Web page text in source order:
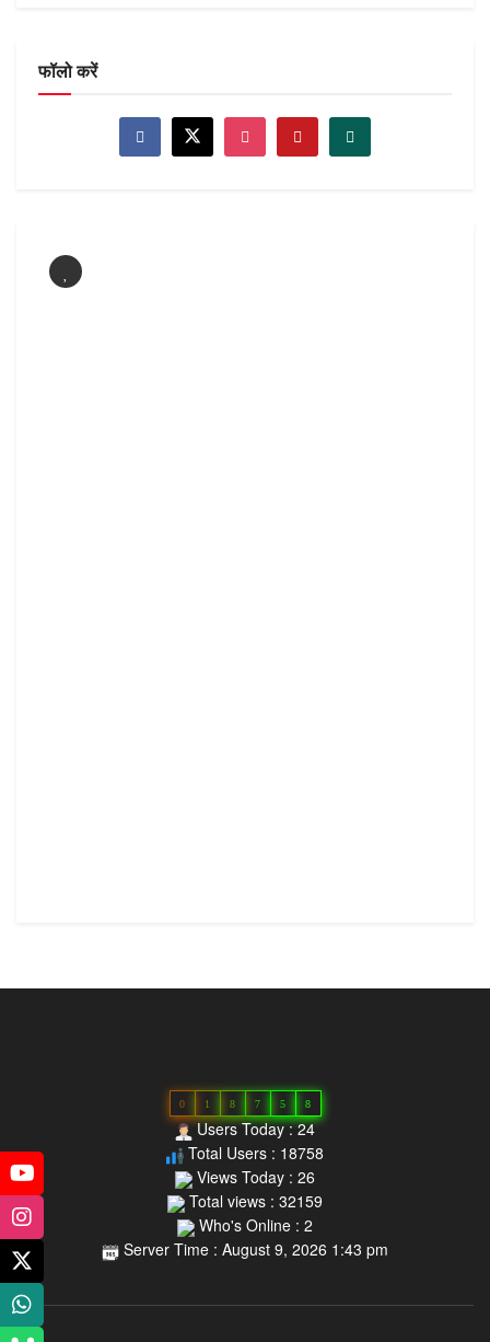
फॉलो करें
0 1 8 7 5 8
Users Today : 24
Total Users : 18758
Views Today : 26
Total views : 32159
Who's Online : 2
Server Time : August 9, 2026 1:43 pm